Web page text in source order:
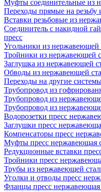
Муфты соединительные из
Переходы прямые на резьбу
Вставки резьбовые из
Соединитель с накидной
пресс
Угольники из нержавеющей
Тройники из нержавеющей
Заглушка из нержавеющей
Обводы из нержавеющей
Переходы на другие
Трубопровод из
Трубопровод из
Трубопровод из
Водорозетки пресс
Заглушки пресс
Компенсаторы пресс
Муфты пресс нержавеющая
Редукционные вставки
Тройники пресс
Трубы из нержавеющей
Уголки и отводы пресс
Фланцы пресс нержавеющая